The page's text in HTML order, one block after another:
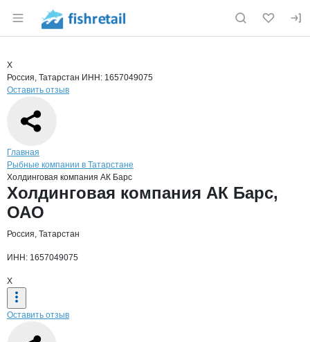
Раздел навигации по сайту fishretail.ru
Страница компании
Страница компании
Краткая информация о компании
Х
Россия, Татарстан ИНН: 1657049075
Оставить отзыв
Навигация по сайту
Главная
Рыбные компании в Татарстане
Холдинговая компания АК Барс
Основная информация о компании
Холдинговая компания АК Барс,
ОАО
Россия, Татарстан
ИНН: 1657049075
Х
Оставить отзыв